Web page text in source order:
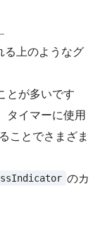
る上のようなグ
とが多いです
タイマーに使用
ことでさまざま
のカ